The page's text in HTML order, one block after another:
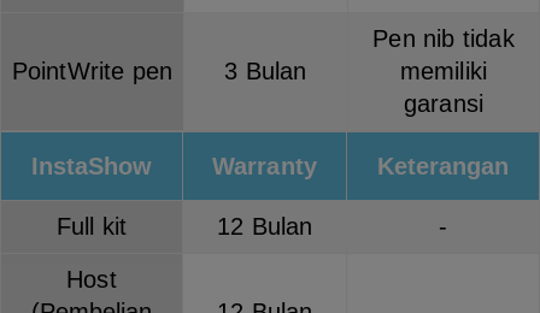
PointWrite pen 3 Bulan
Pen nib tidak
memiliki
garansi
InstaShow Warranty Keterangan
Full kit 12 Bulan
-
Host